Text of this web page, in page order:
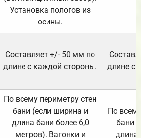
Установка пологов из
осины.
Составляет +/- 50 мм по
длине с каждой стороны.
длине с
По всему периметру стен
бани (если ширина и
длина бани более 6,0
метров). Вагонки и
По
бани
длина